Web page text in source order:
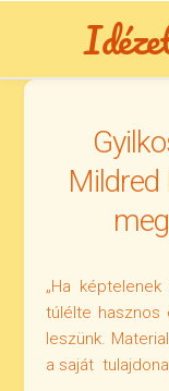
Mildred
„Ha
túlélte hasznos
leszünk.
a saját